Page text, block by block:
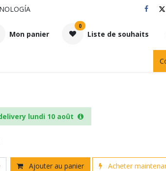
Mon panier
0
Liste de souhaits
lundi 10 août
Ajouter au panier Acheter